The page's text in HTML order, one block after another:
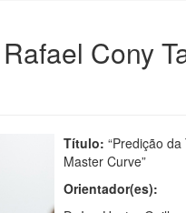
Cony
Título: “Predição
Master Curve”
Orientador(es):